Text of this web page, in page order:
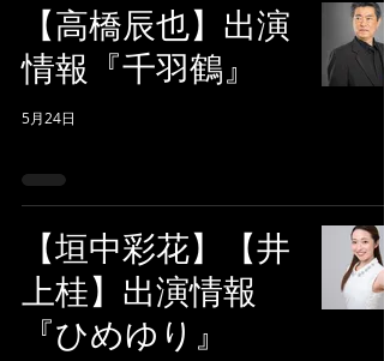
【高橋辰也】出演
情報『千羽鶴』
5月24日
【垣中彩花】【井
上桂】出演情報
『ひめゆり』